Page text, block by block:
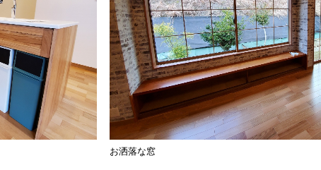
お洒落な窓